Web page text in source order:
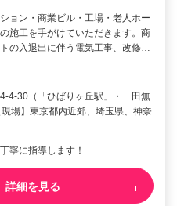
ョン・商業ビル・工場・老人ホー
施工を手がけていただきます。商
の入退出に伴う電気工事、改修…
4-30（「ひばりヶ丘駅」・「田無
場】東京都内近郊、埼玉県、神奈
寧に指導します！
詳細を見る